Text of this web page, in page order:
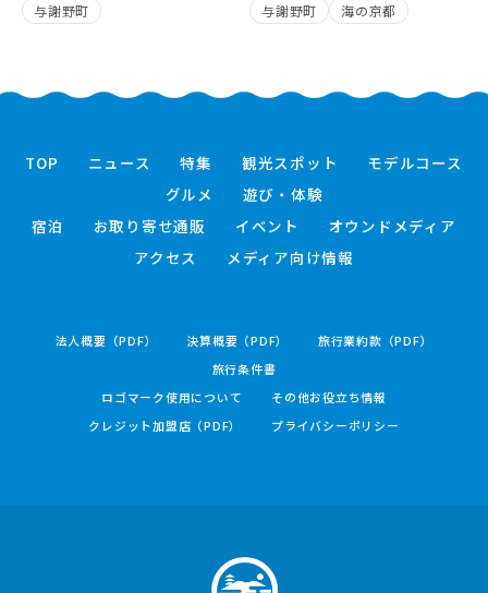
与謝野町
与謝野町
海の京都
TOP ニュース 特集 観光スポット
モデルコース
グルメ
遊び・体験
宿泊
お取り寄せ通販 イベント
オウンドメディア
アクセス
メディア向け情報
法人概要（PDF） 決算概要（PDF）
旅行業約款（PDF）
旅行条件書
ロゴマーク使用について
その他お役立ち情報
クレジット加盟店（PDF）
プライバシーポリシー